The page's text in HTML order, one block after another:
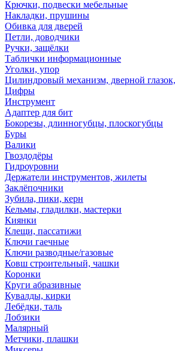
Крючки, подвески мебельные
Накладки, прушины
Обивка для дверей
Петли, доводчики
Ручки, защёлки
Таблички информационные
Уголки, упор
Цилиндровый механизм, дверной
Цифры
Инструмент
Адаптер для бит
Бокорезы, длинногубцы, плоскогубцы
Буры
Валики
Гвоздодёры
Гидроуровни
Держатели инструментов, жилеты
Заклёпочники
Зубила, пики, керн
Кельмы, гладилки, мастерки
Киянки
Клещи, пассатижи
Ключи гаечные
Ключи разводные/газовые
Ковш строительный, чашки
Коронки
Круги абразивные
Кувалды, кирки
Лебёдки, таль
Лобзики
Малярный
Метчики, плашки